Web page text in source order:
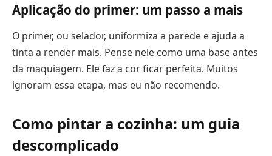
Aplicação do primer: um passo a mais
O primer, ou selador, uniformiza a parede e ajuda a
tinta a render mais. Pense nele como uma base antes
da maquiagem. Ele faz a cor ficar perfeita. Muitos
ignoram essa etapa, mas eu não recomendo.
Como pintar a cozinha: um guia
descomplicado